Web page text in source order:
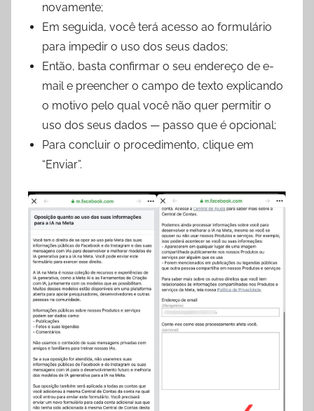
novamente;
Em seguida, você terá acesso ao formulário
para impedir o uso dos seus dados;
Então, basta confirmar o seu endereço de e-
mail e preencher o campo de texto explicando
o motivo pelo qual você não quer permitir o
uso dos seus dados — passo que é opcional;
Para concluir o procedimento, clique em
“Enviar”.